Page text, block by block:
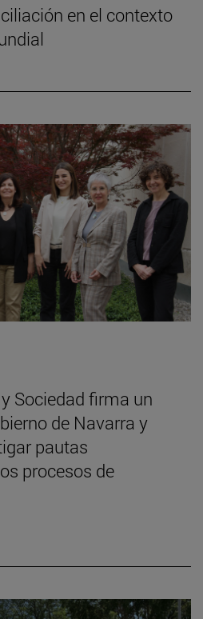
en el contexto
Sociedad firma un
de Navarra y
pautas
procesos de